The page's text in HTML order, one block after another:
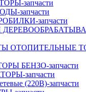
запчасти
запчасти
запчасти
ОТОПИТЕЛЬНЫЕ
БЕНЗО-запчасти
запчасти
(220В)-запчасти